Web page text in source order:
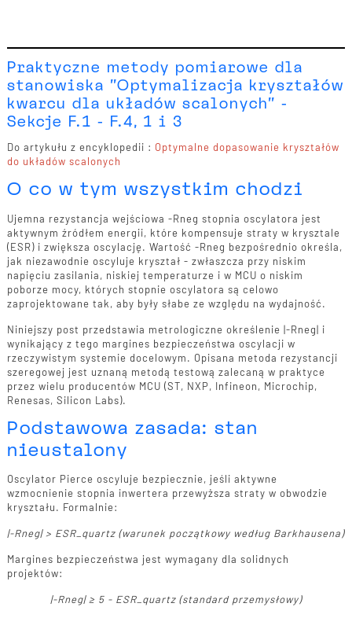
Praktyczne metody pomiarowe dla
stanowiska "Optymalizacja kryształów
kwarcu dla układów scalonych" -
Sekcje F.1 - F.4, 1 i 3
Do artykułu z encyklopedii : Optymalne dopasowanie kryształów
do układów scalonych
O co w tym wszystkim chodzi
Ujemna rezystancja wejściowa -Rneg stopnia oscylatora jest
aktywnym źródłem energii, które kompensuje straty w krysztale
(ESR) i zwiększa oscylację. Wartość -Rneg bezpośrednio określa,
jak niezawodnie oscyluje kryształ - zwłaszcza przy niskim
napięciu zasilania, niskiej temperaturze i w MCU o niskim
poborze mocy, których stopnie oscylatora są celowo
zaprojektowane tak, aby były słabe ze względu na wydajność.
Niniejszy post przedstawia metrologiczne określenie |-Rneg| i
wynikający z tego margines bezpieczeństwa oscylacji w
rzeczywistym systemie docelowym. Opisana metoda rezystancji
szeregowej jest uznaną metodą testową zalecaną w praktyce
przez wielu producentów MCU (ST, NXP, Infineon, Microchip,
Renesas, Silicon Labs).
Podstawowa zasada: stan
nieustalony
Oscylator Pierce oscyluje bezpiecznie, jeśli aktywne
wzmocnienie stopnia inwertera przewyższa straty w obwodzie
kryształu. Formalnie:
|-Rneg| > ESR_quartz (warunek początkowy według Barkhausena)
Margines bezpieczeństwa jest wymagany dla solidnych
projektów:
|-Rneg| ≥ 5 - ESR_quartz (standard przemysłowy)